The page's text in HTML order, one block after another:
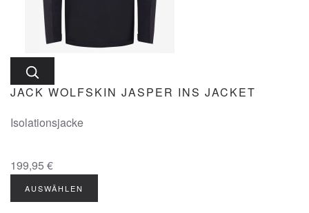
JACK WOLFSKIN JASPER INS JACKET
Isolationsjacke
199,95 €
AUSWÄHLEN